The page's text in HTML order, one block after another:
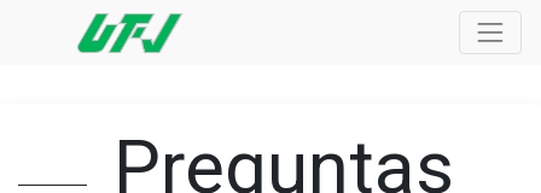
Preguntas